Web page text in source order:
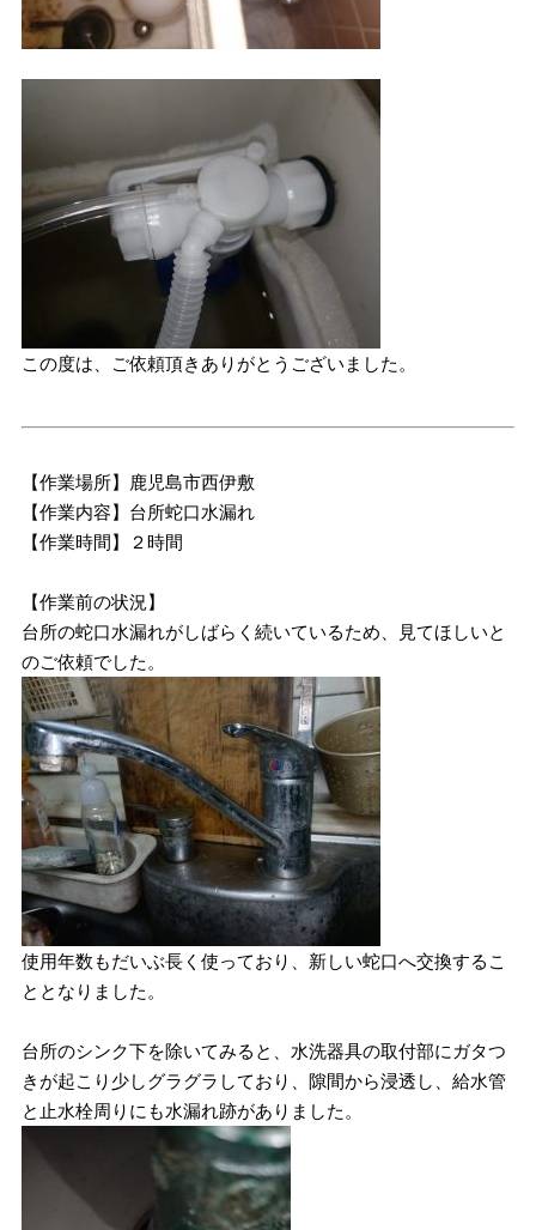
この度は、ご依頼頂きありがとうございました。
【作業場所】鹿児島市西伊敷
【作業内容】台所蛇口水漏れ
【作業時間】２時間
【作業前の状況】
台所の蛇口水漏れがしばらく続いているため、見てほしいと
のご依頼でした。
使用年数もだいぶ長く使っており、新しい蛇口へ交換するこ
ととなりました。
台所のシンク下を除いてみると、水洗器具の取付部にガタつ
きが起こり少しグラグラしており、隙間から浸透し、給水管
と止水栓周りにも水漏れ跡がありました。